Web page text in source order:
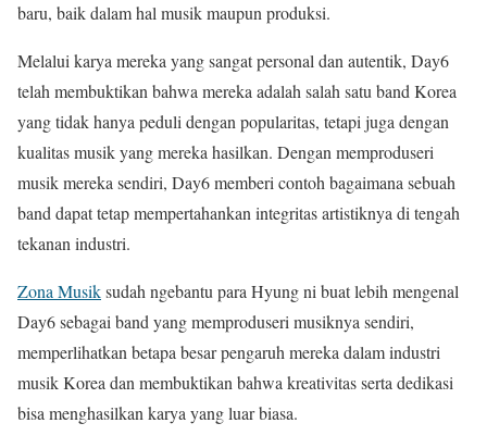
baru, baik dalam hal musik maupun produksi.
Melalui karya mereka yang sangat personal dan autentik, Day6
telah membuktikan bahwa mereka adalah salah satu band Korea
yang tidak hanya peduli dengan popularitas, tetapi juga dengan
kualitas musik yang mereka hasilkan. Dengan memproduseri
musik mereka sendiri, Day6 memberi contoh bagaimana sebuah
band dapat tetap mempertahankan integritas artistiknya di tengah
tekanan industri.
Zona Musiksudah ngebantu para Hyung ni buat lebih mengenal
Day6 sebagai band yang memproduseri musiknya sendiri,
memperlihatkan betapa besar pengaruh mereka dalam industri
musik Korea dan membuktikan bahwa kreativitas serta dedikasi
bisa menghasilkan karya yang luar biasa.